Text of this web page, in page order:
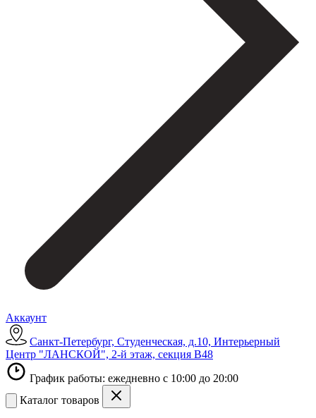
Аккаунт
Санкт-Петербург, Студенческая, д.10, Интерьерный
Центр "ЛАНСКОЙ", 2-й этаж, секция В48
График работы: ежедневно с 10:00 до 20:00
Каталог товаров